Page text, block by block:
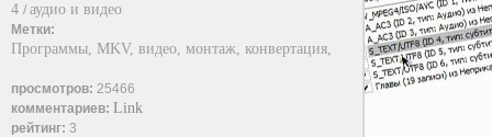
4 / аудио и видео
Метки:
Программы, MKV, видео, монтаж, конвертация,
просмотров: 25466
комментариев: Link
рейтинг: 3